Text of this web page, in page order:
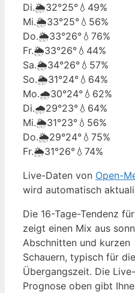
Di.🌦️32°25° 💧49%
Mi.🌦️33°25° 💧56%
Do.🌦️33°26° 💧76%
Fr.🌦️33°26° 💧44%
Sa.🌦️34°26° 💧57%
So.🌦️31°24° 💧64%
Mo.🌧️30°24° 💧62%
Di.🌧️29°23° 💧64%
Mi.🌦️31°23° 💧56%
Do.🌦️29°24° 💧75%
Fr.🌦️31°26° 💧74%
Live-Daten von Open-
wird automatisch
Die 16-Tage-Tendenz
zeigt einen Mix aus
Abschnitten und kurzen
Schauern, typisch für die
Übergangszeit. Die Live-
Prognose oben gibt